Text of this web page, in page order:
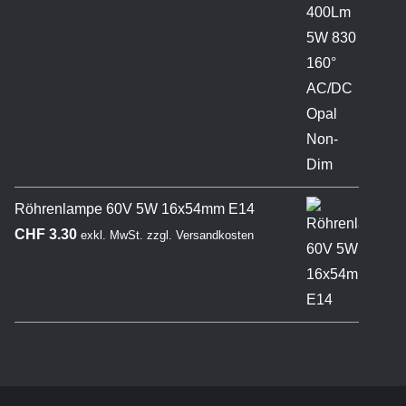
Röhrenlampe 60V 5W 16x54mm E14
CHF3.30 exkl. MwSt. zzgl. Versandkosten